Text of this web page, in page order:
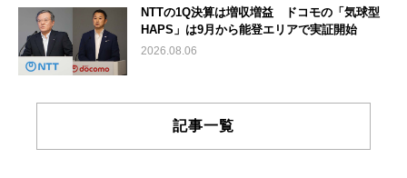
NTTの1Q決算は増収増益 ドコモの「気球型
HAPS」は9月から能登エリアで実証開始
2026.08.06
記事一覧